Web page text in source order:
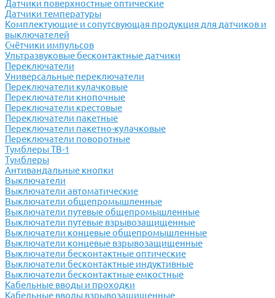
Датчики поверхностные оптические
Датчики температуры
Комплектующие и сопутсвующая продукция для датчиков и
выключателей
Счётчики импульсов
Ультразвуковые бесконтактные датчики
Переключатели
Универсальные переключатели
Переключатели кулачковые
Переключатели кнопочные
Переключатели крестовые
Переключатели пакетные
Переключатели пакетно-кулачковые
Переключатели поворотные
Тумблеры ТВ-1
Тумблеры
Антивандальные кнопки
Выключатели
Выключатели автоматические
Выключатели общепромышленные
Выключатели путевые общепромышленные
Выключатели путевые взрывозащищенные
Выключатели концевые общепромышленные
Выключатели концевые взрывозащищенные
Выключатели бесконтактные оптические
Выключатели бесконтактные индуктивные
Выключатели бесконтактные емкостные
Кабельные вводы и проходки
Кабельные вводы взрывозащищенные